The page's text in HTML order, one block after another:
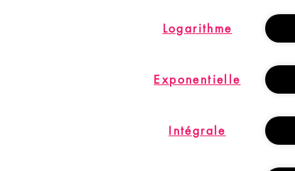
Logarithme
Exponentielle
Intégrale